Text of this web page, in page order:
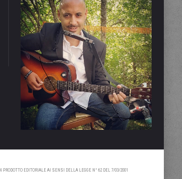
EDITORIALE AI SENSI DELLA LEGGE N° 62 DEL 7/03/2001